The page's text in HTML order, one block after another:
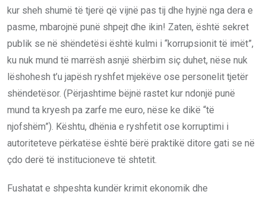
kur sheh shumë të tjerë që vijnë pas tij dhe hyjnë nga dera e
pasme, mbarojnë punë shpejt dhe ikin! Zaten, është sekret
publik se në shëndetësi është kulmi i “korrupsionit të imët”,
ku nuk mund të marrësh asnjë shërbim siç duhet, nëse nuk
lëshohesh t’u japësh ryshfet mjekëve ose personelit tjetër
shëndetësor. (Përjashtime bëjnë rastet kur ndonjë punë
mund ta kryesh pa zarfe me euro, nëse ke dikë “të
njofshëm”). Kështu, dhënia e ryshfetit ose korruptimi i
autoriteteve përkatëse është bërë praktikë ditore gati se në
çdo derë të institucioneve të shtetit.
Fushatat e shpeshta kundër krimit ekonomik dhe